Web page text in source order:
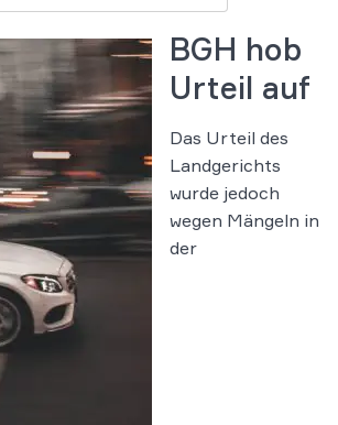
BGH hob
Urteil auf
Das Urteil des
Landgerichts
wurde jedoch
wegen Mängeln in
der